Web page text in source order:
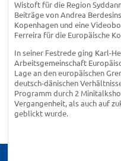
Wistoft für die Region
Beiträge von Andrea
Kopenhagen und eine
Ferreira für die Europäische
In seiner Festrede ging Karl-
Arbeitsgemeinschaft
Lage an den europäischen
deutsch-dänischen
Programm durch 2
Vergangenheit, als auch auf
geblickt wurde.